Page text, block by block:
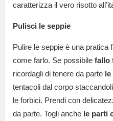
caratterizza il vero risotto
Pulisci le seppie
Pulire le seppie è una pratica
come farlo. Se possibile fallo
ricordagli di tenere da parte le
tentacoli dal corpo
le forbici. Prendi con
da parte. Togli anche le parti